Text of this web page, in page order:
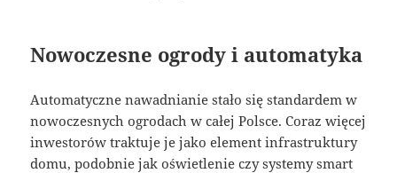
Nowoczesne ogrody i automatyka
Automatyczne nawadnianie stało się standardem w
nowoczesnych ogrodach w całej Polsce. Coraz więcej
inwestorów traktuje je jako element infrastruktury
domu, podobnie jak oświetlenie czy systemy smart